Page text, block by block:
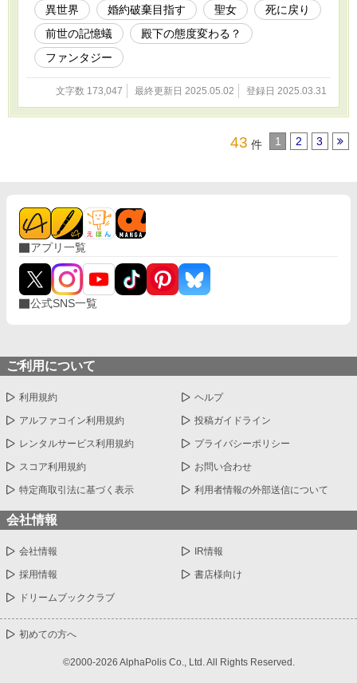
ま第1王子の病弱を理由に国王代理になった。せっかく国王になれ
ると喜んでいるとシュナウトの存在がわかったのだ。そのため何と
してもリンローズと結婚させてその子供を王にしたいと思ってい
る。 そして死に戻ったリンローズには前世の記憶がありここが前
世で読んだ持ち込まれた小説の世界だと知る。なので知らなかった
新たな事実が次々と分かる。 そして毒を飲んで死んだシュナウ
トも死に戻っていた。ふたりの運命は前世とは少しずつ変わって行
くことになる。 すべて妄想の世界です。異世界風。誤字脱字は
しくお願いします。他のサイトにも投稿しています。短編設定でし
たが恐らく長編になるかと思います。ごめんなさい。でも頑張りま
異世界 婚約破棄目指す 聖女
死に戻り
前世の記憶蟻
殿下の態度変わる？
ファンタジー
文字数 173,047 最終更新日 2025.05.02 登録日 2025.03.31
43 件 1 2 3
アプリ一覧
公式SNS一覧
ご利用について
利用規約 ヘルプ
アルファコイン利用規約 投稿ガイドライン
レンタルサービス利用規約 プライバシーポリシー
スコア利用規約 お問い合わせ
特定商取引法に基づく表示 利用者情報の外部送信について
会社情報
会社情報 IR情報
採用情報 書店様向け
ドリームブッククラブ
初めての方へ
©2000-2026 AlphaPolis Co., Ltd. All Rights Reserved.